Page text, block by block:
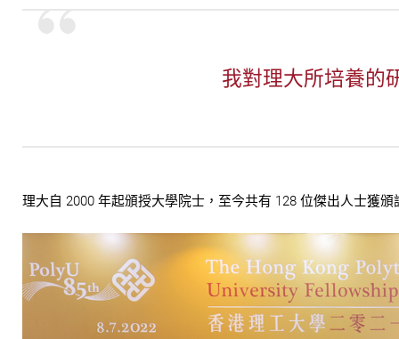
我對理大所培養的
理大自 2000 年起頒授大學院士，至今共有 128 位傑出人士獲頒